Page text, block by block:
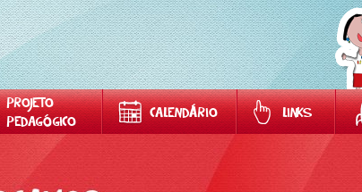
PROJETO
PEDAGÓGICO CALENDÁRIO LINKS